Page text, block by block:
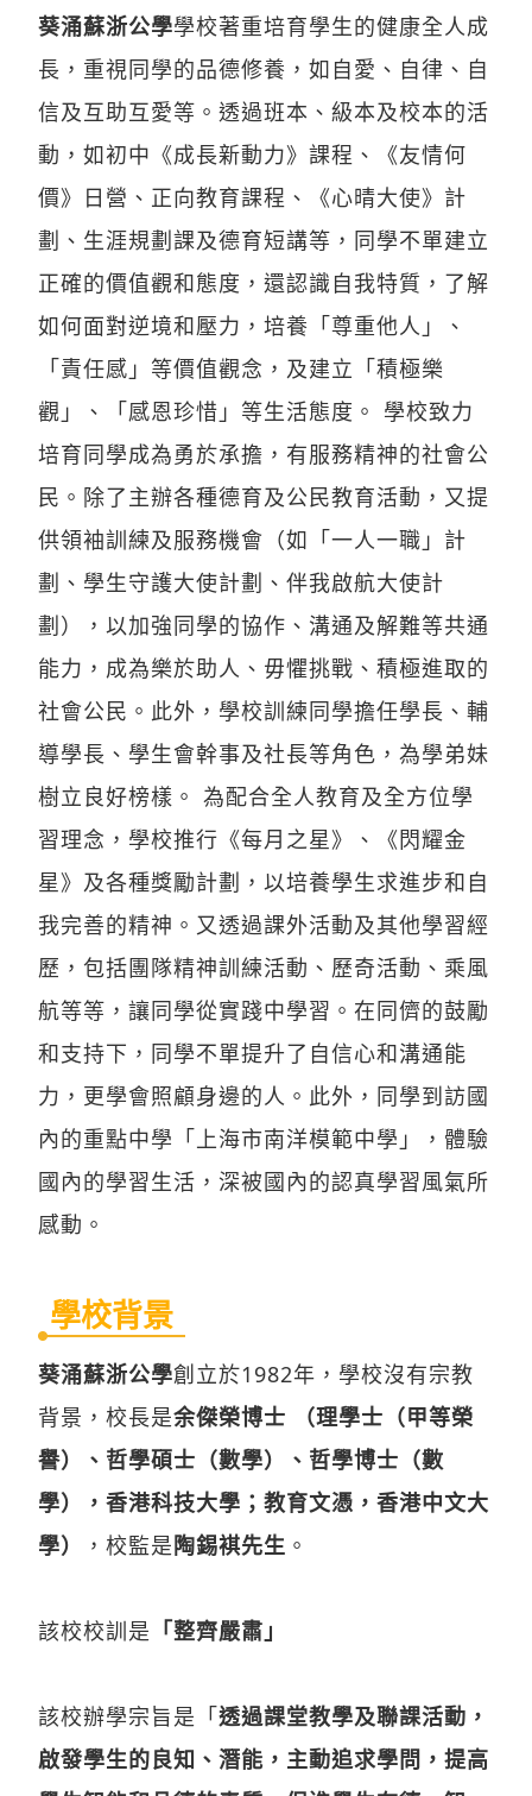
葵涌蘇浙公學學校著重培育學生的健康全人成
長，重視同學的品德修養，如自愛、自律、自
信及互助互愛等。透過班本、級本及校本的活
動，如初中《成長新動力》課程、《友情何
價》日營、正向教育課程、《心晴大使》計
劃、生涯規劃課及德育短講等，同學不單建立
正確的價值觀和態度，還認識自我特質，了解
如何面對逆境和壓力，培養「尊重他人」、
「責任感」等價值觀念，及建立「積極樂
觀」、「感恩珍惜」等生活態度。 學校致力
培育同學成為勇於承擔，有服務精神的社會公
民。除了主辦各種德育及公民教育活動，又提
供領袖訓練及服務機會（如「一人一職」計
劃、學生守護大使計劃、伴我啟航大使計
劃），以加強同學的協作、溝通及解難等共通
能力，成為樂於助人、毋懼挑戰、積極進取的
社會公民。此外，學校訓練同學擔任學長、輔
導學長、學生會幹事及社長等角色，為學弟妹
樹立良好榜樣。 為配合全人教育及全方位學
習理念，學校推行《每月之星》、《閃耀金
星》及各種獎勵計劃，以培養學生求進步和自
我完善的精神。又透過課外活動及其他學習經
歷，包括團隊精神訓練活動、歷奇活動、乘風
航等等，讓同學從實踐中學習。在同儕的鼓勵
和支持下，同學不單提升了自信心和溝通能
力，更學會照顧身邊的人。此外，同學到訪國
內的重點中學「上海市南洋模範中學」，體驗
國內的學習生活，深被國內的認真學習風氣所
感動。
學校背景
葵涌蘇浙公學創立於1982年，學校沒有宗教
背景，校長是余傑榮博士 （理學士（甲等榮
譽）、哲學碩士（數學）、哲學博士（數
學），香港科技大學；教育文憑，香港中文大
學）
，校監是陶錫褀先生 。
該校校訓是 「整齊嚴肅」
該校辦學宗旨是「透過課堂教學及聯課活動，
啟發學生的良知、潛能，主動追求學問，提高